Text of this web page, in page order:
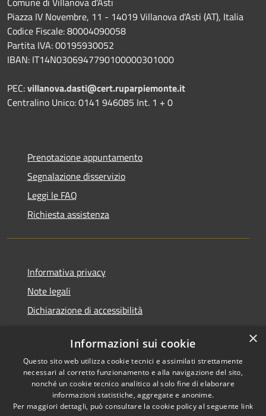
Piazza IV Novembre, 11 - 14019 Villanova d'Asti (AT), Italia
Codice Fiscale: 80004090058
Partita IVA: 00195930052
IBAN: IT14N0306947790100000301000
PEC:villanova.dasti@cert.ruparpiemonte.it
Centralino Unico: 0141 946085 Int. 1 + 0
Prenotazione appuntamento
Segnalazione disservizio
Leggi le FAQ
Richiesta assistenza
Informativa privacy
Note legali
Dichiarazione di accessibilità
RSS
Accessibilità
Comune convenzionato
Astigov
Progetto|Convenzione|
×
Informazioni sui cookie
Questo sito web utilizza cookie tecnici e assimilati strettamente
necessari al corretto funzionamento e alla navigazione del sito,
nonché un cookie tecnico analitico al solo fine di elaborare
informazioni statistiche, aggregate e anonime.
Per maggiori dettagli, può consultare la cookie policy al seguente link